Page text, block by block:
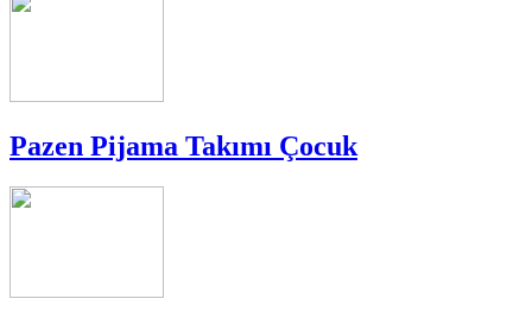
Pazen Pijama Takımı Çocuk